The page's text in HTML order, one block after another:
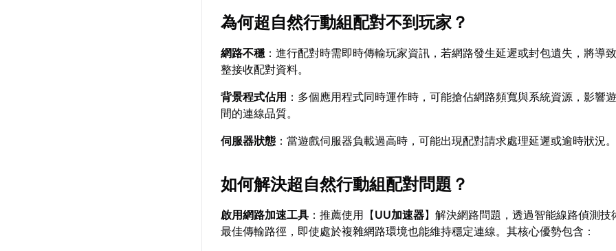
為何超自然行動組配對不到玩家？
網路不穩：進行配對時需即時傳輸玩家資訊，若網路發生延遲或封包遺失，將導
整接收配對資料。
背景程式佔用 ：多個應用程式同時運作時，可能搶佔網路頻寬與系統資源，影響
間的連線品質。
伺服器狀態 ：當遊戲伺服器負載過高時，可能出現配對請求處理延遲或逾時狀況。
如何解決超自然行動組配對問題？
啟用網路加速工具 ：推薦使用【UU加速器】解決網路問題，透過智能線路偵測技
最佳傳輸路徑，即使處於複雜網路環境也能維持穩定連線。其核心優勢包含：